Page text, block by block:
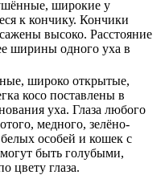
широкие у
к кончику. Кончики
высоко. Расстояние
ширины одного уха в
широко открытые,
косо поставлены в
уха. Глаза любого
медного, зелёно-
особей и кошек с
быть голубыми,
цвету глаза.